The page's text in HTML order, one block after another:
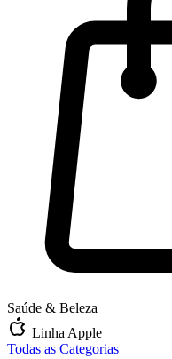
Saúde & Beleza
Linha Apple
Todas as Categorias